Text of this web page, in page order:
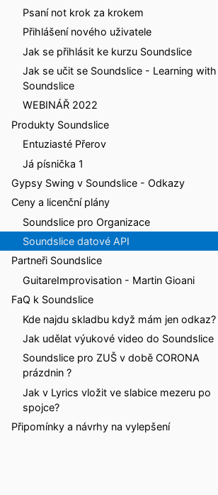
Psaní not krok za krokem
Přihlášení nového uživatele
Jak se přihlásit ke kurzu Soundslice
Jak se učit se Soundslice - Learning with
Soundslice
WEBINÁŘ 2022
Produkty Soundslice
Entuziasté Přerov
Já písnička 1
Gypsy Swing v Soundslice - Odkazy
Ceny a licenční plány
Soundslice pro Organizace
Soundslice datové API
Partneři Soundslice
GuitareImprovisation - Martin Gioani
FaQ k Soundslice
Kde najdu skladbu když mám jen odkaz?
Jak udělat výukové video do Soundslice
Soundslice pro ZUŠ v době CORONA
prázdnin ?
Jak v Lyrics vložit ve slabice mezeru po
spojce?
Připomínky a návrhy na vylepšení